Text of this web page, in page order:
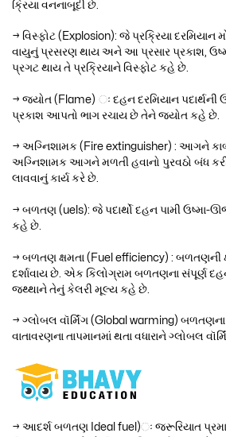
ક્રિયા વનનાબૂદી છે.
→ વિસ્ફોટ (Explosion): જે પ્રક્રિયા દરમિયાન
વાયુનું પ્રસરણ થાય અને આ પ્રસાર પ્રકાશ,
પ્રગટ થાય તે પ્રક્રિયાને વિસ્ફોટ કહે છે.
→ જ્યોત (Flame) ઃ દહન દરમિયાન
પ્રકાશ આપતો ભાગ રચાય છે તેને જ્યોત કહે છે.
→ અગ્નિશામક (Fire extinguisher) : આગને
અગ્નિશામક આગને મળતી હવાનો પુરવઠો બંધ
લાવવાનું કાર્ય કરે છે.
→ બળતણ (uels): જે પદાર્થો દહન પામી ઉષ્મા-
કહે છે.
→ બળતણ ક્ષમતા (Fuel efficiency) : બળતણની
દર્શાવાય છે. એક કિલોગ્રામ બળતણના સંપૂર્ણ
જથ્થાને તેનું કેલરી મૂલ્ય કહે છે.
→ ગ્લોબલ વૉર્મિંગ (Global warming) બળતણના
વાતાવરણના તાપમાનમાં થતા વધારાને ગ્લોબલ
→ આદર્શ બળતણ Ideal fuel)ઃ જરૂરિયાત પ્રમાણે